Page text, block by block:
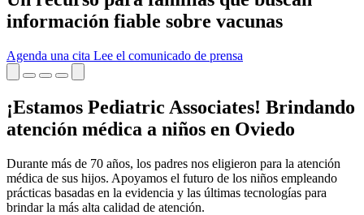
información fiable sobre vacunas
Agenda una cita Lee el comunicado de prensa
¡Estamos Pediatric Associates! Brindando
atención médica a niños en Oviedo
Durante más de 70 años, los padres nos eligieron para la atención
médica de sus hijos. Apoyamos el futuro de los niños empleando
prácticas basadas en la evidencia y las últimas tecnologías para
brindar la más alta calidad de atención.